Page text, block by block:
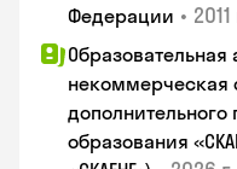
Федерации • 2011
Образовательная
некоммерческая
образования